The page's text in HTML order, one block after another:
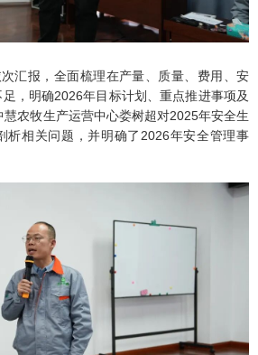
汇报，全面梳理在产量、质量、费用、安
，明确2026年目标计划、重点推进事项及
农牧生产运营中心娄树超对2025年安全生
析相关问题，并明确了2026年安全管理事